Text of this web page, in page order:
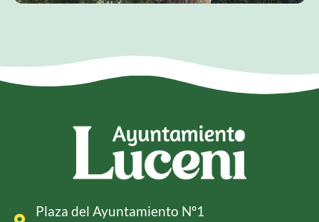
Plaza del Ayuntamiento Nº1